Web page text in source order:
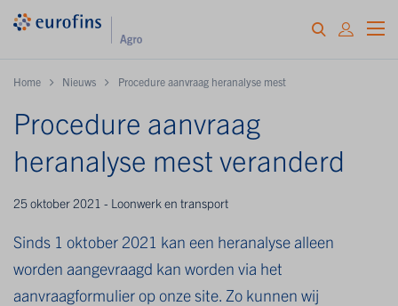
Home Nieuws Procedure aanvraag heranalyse mest
Procedure aanvraag
heranalyse mest veranderd
25 oktober 2021 - Loonwerk en transport
Sinds 1 oktober 2021 kan een heranalyse alleen
worden aangevraagd kan worden via het
aanvraagformulier op onze site. Zo kunnen wij